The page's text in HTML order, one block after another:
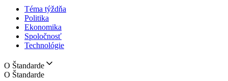
Téma týždňa
Politika
Ekonomika
Spoločnosť
Technológie
O Štandarde
O Štandarde